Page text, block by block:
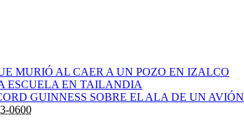
MURIÓ AL CAER A UN POZO EN IZALCO
ESCUELA EN TAILANDIA
GUINNESS SOBRE EL ALA DE UN AVIÓN
0600